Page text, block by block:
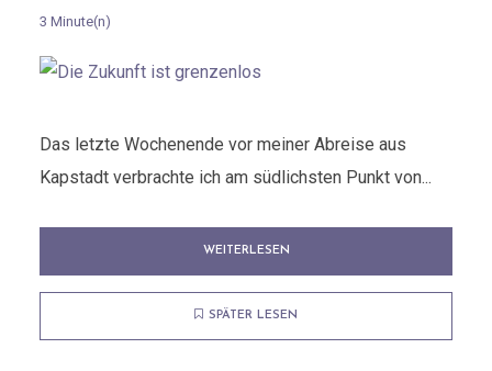
3 Minute(n)
Das letzte Wochenende vor meiner Abreise aus
Kapstadt verbrachte ich am südlichsten Punkt von...
WEITERLESEN
SPÄTER LESEN